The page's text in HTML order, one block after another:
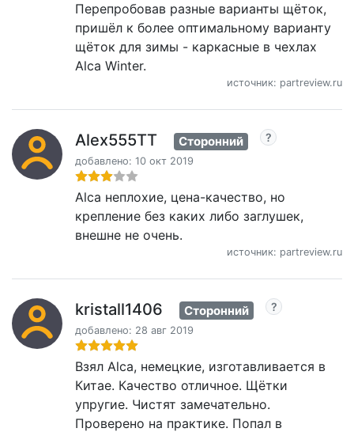
Перепробовав разные варианты щёток,
пришёл к более оптимальному варианту
щёток для зимы - каркасные в чехлах
Alca Winter.
источник: partreview.ru
Alex555TT Сторонний
добавлено: 10 окт 2019
Alca неплохие, цена-качество, но
крепление без каких либо заглушек,
внешне не очень.
источник: partreview.ru
kristall1406 Сторонний
добавлено: 28 авг 2019
Взял Alca, немецкие, изготавливается в
Китае. Качество отличное. Щётки
упругие. Чистят замечательно.
Проверено на практике. Попал в